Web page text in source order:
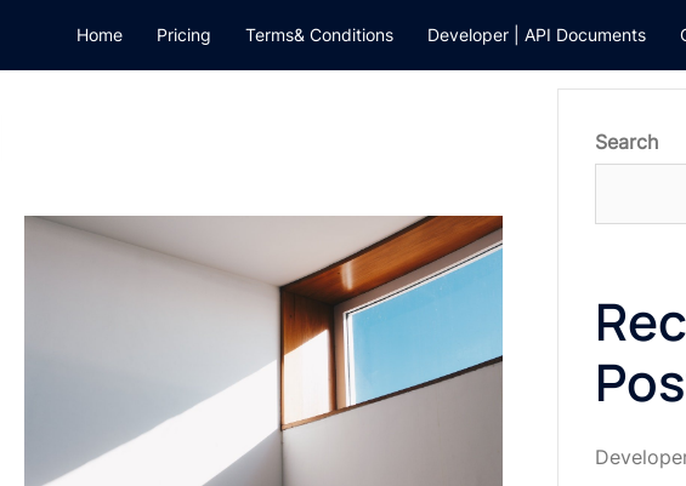
Home Pricing Terms& Conditions Developer | API Documents
Search